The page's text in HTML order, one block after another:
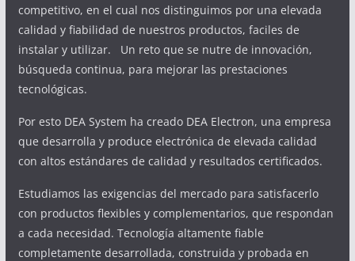
competitivo, en el cual nos distinguimos por una elevada
calidad y fiabilidad de nuestros productos, faciles de
instalar y utilizar. Un reto que se nutre de innovación,
búsqueda continua, para mejorar las prestaciones
tecnológicas.
Por esto DEA System ha creado DEA Electron, una empresa
que desarrolla y produce electrónica de elevada calidad
con altos estándares de calidad y resultados certificados.
Estudiamos las exigencias del mercado para satisfacerlo
con productos flexibles y complementarios, que respondan
a cada necesidad. Tecnología altamente fiable
completamente desarrollada, construida y probada en